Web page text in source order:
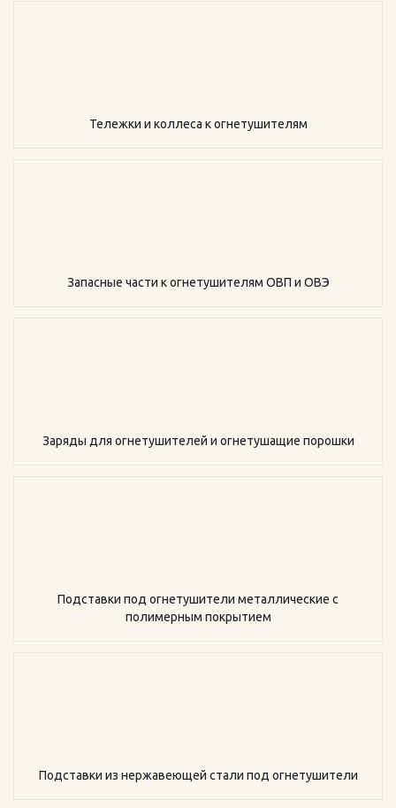
Тележки и коллеса к огнетушителям
Запасные части к огнетушителям ОВП и ОВЭ
Заряды для огнетушителей и огнетушащие порошки
Подставки под огнетушители металлические с
полимерным покрытием
Подставки из нержавеющей стали под огнетушители